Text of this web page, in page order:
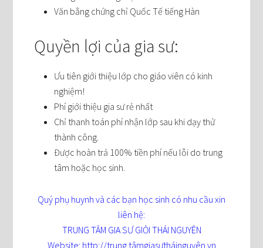
Văn bằng chứng chỉ Quốc Tế tiếng Hàn
Quyền lợi của gia sư:
Ưu tiên giới thiệu lớp cho giáo viên có kinh
nghiệm!
Phí giới thiệu gia sư rẻ nhất
Chỉ thanh toán phí nhận lớp sau khi dạy thử
thành công.
Được hoàn trả 100% tiền phí nếu lỗi do trung
tâm hoặc học sinh.
Quý phụ huynh và các bạn học sinh có nhu cầu xin
liên hệ:
TRUNG TÂM GIA SƯ GIỎI THÁI NGUYÊN
Website: http://trung tâmgiasưtháinguyên.vn